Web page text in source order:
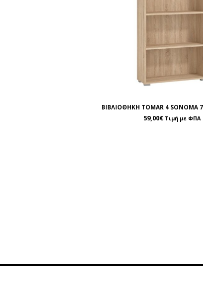
ΒΙΒΛΙΟΘΗΚΗ TOMAR 4 SONOMA
59,00€ Τιμή με ΦΠΑ